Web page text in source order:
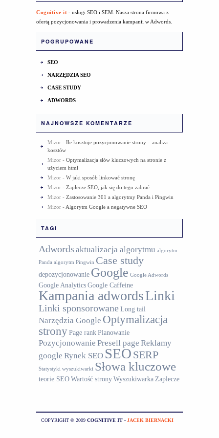
Cognitive it - usługi SEO i SEM. Nasza strona firmowa z
ofertą pozycjonowania i prowadzenia kampanii w Adwords.
POGRUPOWANE
SEO
NARZĘDZIA SEO
CASE STUDY
ADWORDS
NAJNOWSZE KOMENTARZE
Mizor - Ile kosztuje pozycjonowanie strony – analiza
kosztów
Mizor - Optymalizacja słów kluczowych na stronie z
użyciem html
Mizor - W jaki sposób linkować stronę
Mizor - Zaplecze SEO, jak się do tego zabrać
Mizor - Zastosowanie 301 a algorytmy Panda i Pingwin
Mizor - Algorytm Google a negatywne SEO
TAGI
Adwords aktualizacja algorytmu algorytm
Panda algorytm Pingwin Case study
depozycjonowanie Google Google Adwords
Google AnalyticsGoogle Caffeine
Kampania adwordsLinki
Linki sponsorowane Long tail
Narzędzia Google Optymalizacja
stronyPage rankPlanowanie
Pozycjonowanie Presell page Reklamy
google Rynek SEO SEO SERP
Statystyki wyszukiwarki Słowa kluczowe
teorie SEOWartość stronyWyszukiwarka Zaplecze
COPYRIGHT © 2009 COGNITIVE IT - JACEK BIERNACKI